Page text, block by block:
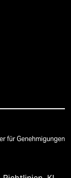
für Genehmigungen